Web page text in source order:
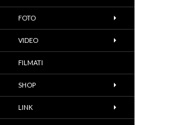
FOTO
VIDEO
FILMATI
SHOP
LINK